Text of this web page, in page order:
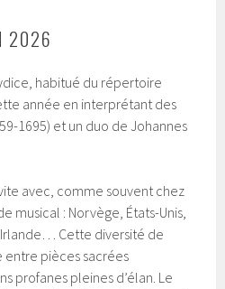
2026
habitué du répertoire
année en interprétant des
1695) et un duo de Johannes
avec, comme souvent chez
musical : Norvège, États-Unis,
Irlande… Cette diversité de
entre pièces sacrées
profanes pleines d’élan. Le